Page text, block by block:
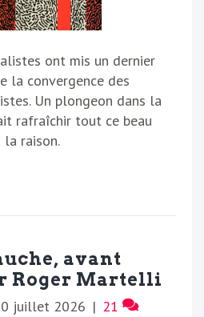
ont mis un dernier
la convergence des
Un plongeon dans la
rafraîchir tout ce beau
la raison.
avant
Roger Martelli
juillet 2026 | 21